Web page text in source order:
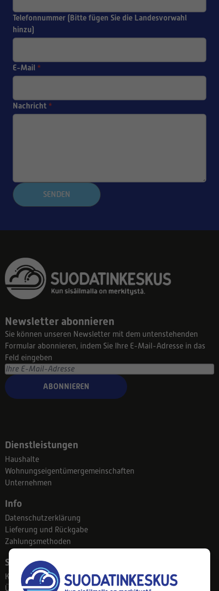
Telefonnummer (Bitte fügen Sie die Landesvorwahl
hinzu)
E-Mail *
Nachricht *
SENDEN
Newsletter abonnieren
Sie können unseren Newsletter mit dem untenstehenden
Formular abonnieren, indem Sie Ihre E-Mail-Adresse in das
Feld eingeben
ABONNIEREN
Dienstleistungen
Haushalte
Wohnungseigentümergemeinschaften
Unternehmen
Info
Datenschutzerklärung
Lieferung und Rückgabe
Zahlungsmethoden
Suodatinkeskus
Kontakt
Über uns